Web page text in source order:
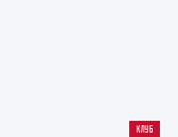
КЛУБ